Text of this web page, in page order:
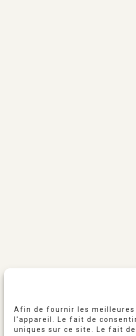
Afin de fournir les
l'appareil. Le fait de
uniques sur ce site. Le fait